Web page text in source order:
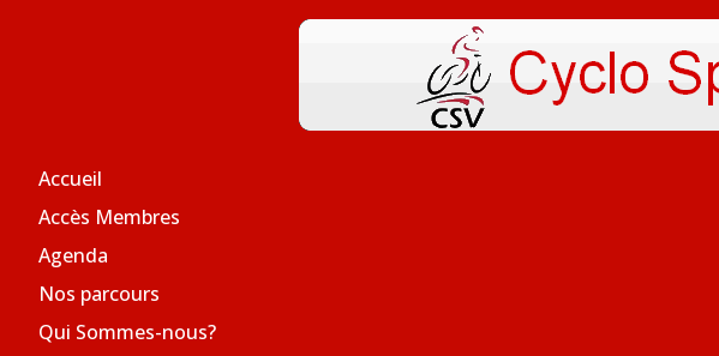
Accueil
Accès Membres
Agenda
Nos parcours
Qui Sommes-nous?